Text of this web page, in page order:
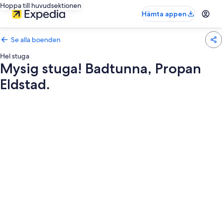
Hoppa till huvudsektionen
Hämta appen
Se alla boenden
Hel stuga
Mysig stuga! Badtunna, Propan
Eldstad.